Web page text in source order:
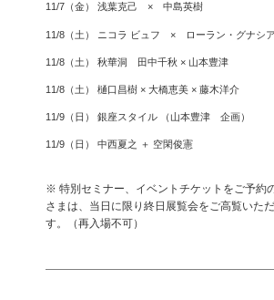
11/7（金） 浅葉克己 × 中島英樹
11/8（土） ニコラ ビュフ × ローラン・グナシア
11/8（土） 秋華洞 田中千秋 × 山本豊津
11/8（土） 樋口昌樹 × 大橋恵美 × 藤木洋介
11/9（日） 銀座スタイル （山本豊津 企画）
11/9（日） 中西夏之 ＋ 空閑俊憲
※ 特別セミナー、イベントチケットをご予約
さまは、当日に限り終日展覧会をご高覧いた
す。（再入場不可）